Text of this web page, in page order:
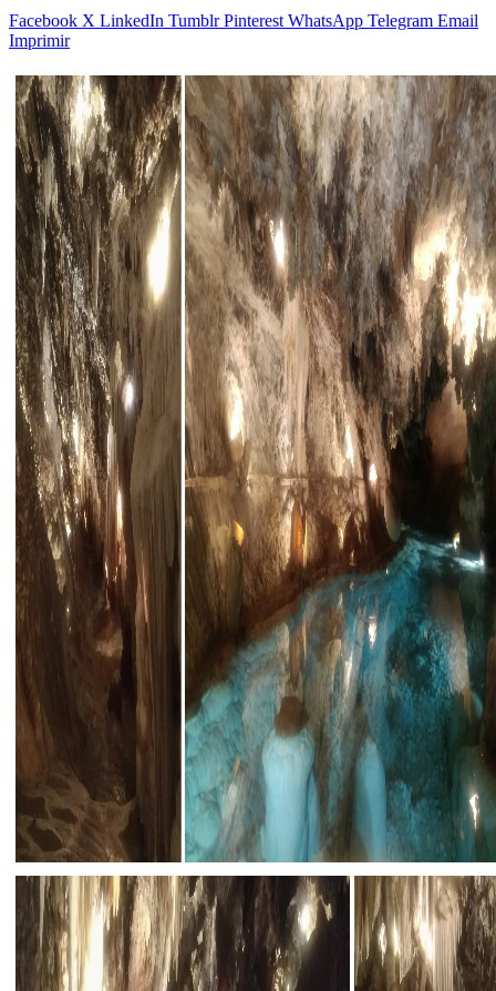
Facebook X LinkedIn Tumblr Pinterest WhatsApp Telegram Email
Imprimir